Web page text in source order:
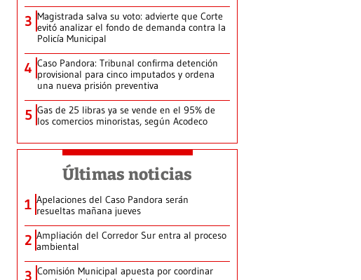
3 Magistrada salva su voto: advierte que Corte
evitó analizar el fondo de demanda contra la
Policía Municipal
4 Caso Pandora: Tribunal confirma detención
provisional para cinco imputados y ordena
una nueva prisión preventiva
5 Gas de 25 libras ya se vende en el 95% de
los comercios minoristas, según Acodeco
Últimas noticias
1 Apelaciones del Caso Pandora serán
resueltas mañana jueves
2 Ampliación del Corredor Sur entra al proceso
ambiental
3 Comisión Municipal apuesta por coordinar